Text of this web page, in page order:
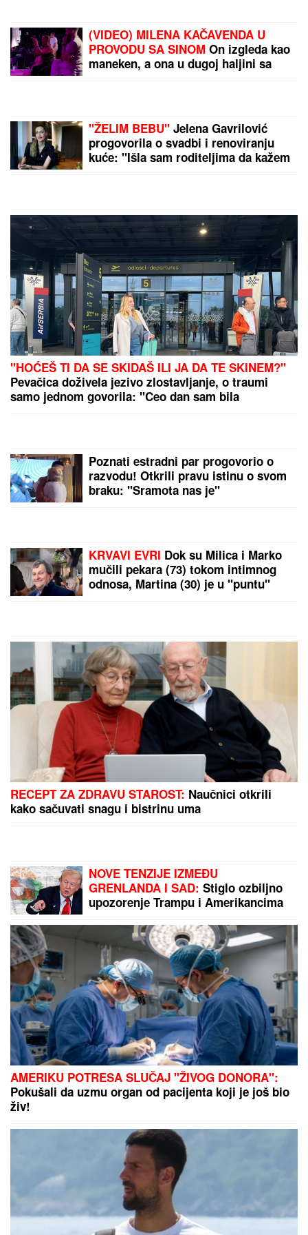
Ćerka Goce Tržan objavila sliku iz provoda, mreže
se usijale
(VIDEO) MILENA KAČAVENDA U
PROVODU SA SINOMOn izgleda kao
maneken, a ona u dugoj haljini sa
kristalima - Napustila Srbiju, evo
da odustajem"
"HOĆEŠ TI DA SE SKIDAŠ ILI JA DA TE SKINEM?"
Pevačica doživela jezivo zlostavljanje, o traumi
samo jednom govorila: "Ceo dan sam bila
zaključana"